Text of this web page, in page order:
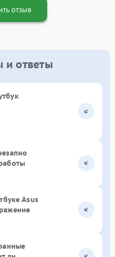
отзыв
и ответы
Asus